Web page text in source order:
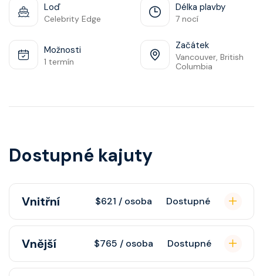
Loď
Celebrity Edge
Délka plavby
7 nocí
Možnosti
1 termín
Začátek
Vancouver, British
Columbia
Dostupné kajuty
Vnitřní $621 / osoba Dostupné
fén, soukromou koupelnu se
sprchou, šatnu, nastavitelnou
Vnější $765 / osoba Dostupné